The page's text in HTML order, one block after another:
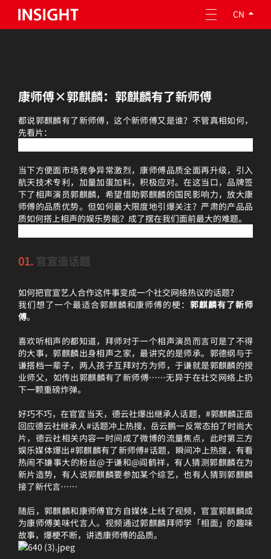
CN
专业服务
企业责任
人才成长
投资者关系
康师傅×郭麒麟：郭麒麟有了新师傅
都说郭麒麟有了新师傅，这个新师傅又是谁？不管真相如何，
先看片：
当下方便面市场竞争异常激烈，康师傅品质全面再升级，引入
航天技术专利，加量加蛋加料，积极应对。在这当口，品牌签
下了相声演员郭麒麟，希望借助郭麒麟的国民影响力，放大康
师傅的品质优势。但如何最大限度地引爆关注？严肃的产品品
质如何搭上相声的娱乐势能？成了摆在我们面前最大的难题。
01. 官宣造话题
如何把官宣艺人合作这件事变成一个社交网络热议的话题？
我们想了一个最适合郭麒麟和康师傅的梗：郭麒麟有了新师
傅。
喜欢听相声的都知道，拜师对于一个相声演员而言可是了不得
的大事，郭麒麟出身相声之家，最讲究的是师承。郭德纲与于
谦搭档一辈子，两人孩子互拜对方为师，于谦就是郭麒麟的授
业师父，如传出郭麒麟有了新师傅……无异于在社交网络上扔
下一颗重磅炸弹。
好巧不巧，在官宣当天，德云社爆出继承人话题，#郭麒麟正面
回应德云社继承人#话题冲上热搜，岳云鹏一反常态拍了时尚大
片，德云社相关内容一时间成了微博的流量焦点，此时第三方
娱乐媒体爆出#郭麒麟有了新师傅#话题，瞬间冲上热搜，有看
热闹不嫌事大的粉丝@于谦和@阎鹤祥，有人猜测郭麒麟在为
新片造势，有人说郭麒麟要参加某个综艺，也有人猜到郭麒麟
接了新代言……
随后，郭麒麟和康师傅官方自媒体上线了视频，官宣郭麒麟成
为康师傅美味代言人。视频通过郭麒麟拜师学「相面」的趣味
故事，爆梗不断，讲透康师傅的品质。